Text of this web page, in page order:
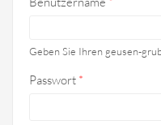
Geben Sie Ihren geusen-
Passwort *